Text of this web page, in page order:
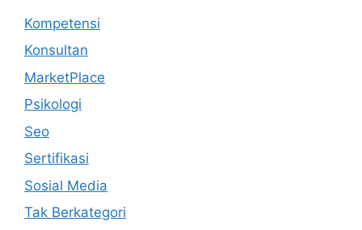
Kompetensi
Konsultan
MarketPlace
Psikologi
Seo
Sertifikasi
Sosial Media
Tak Berkategori